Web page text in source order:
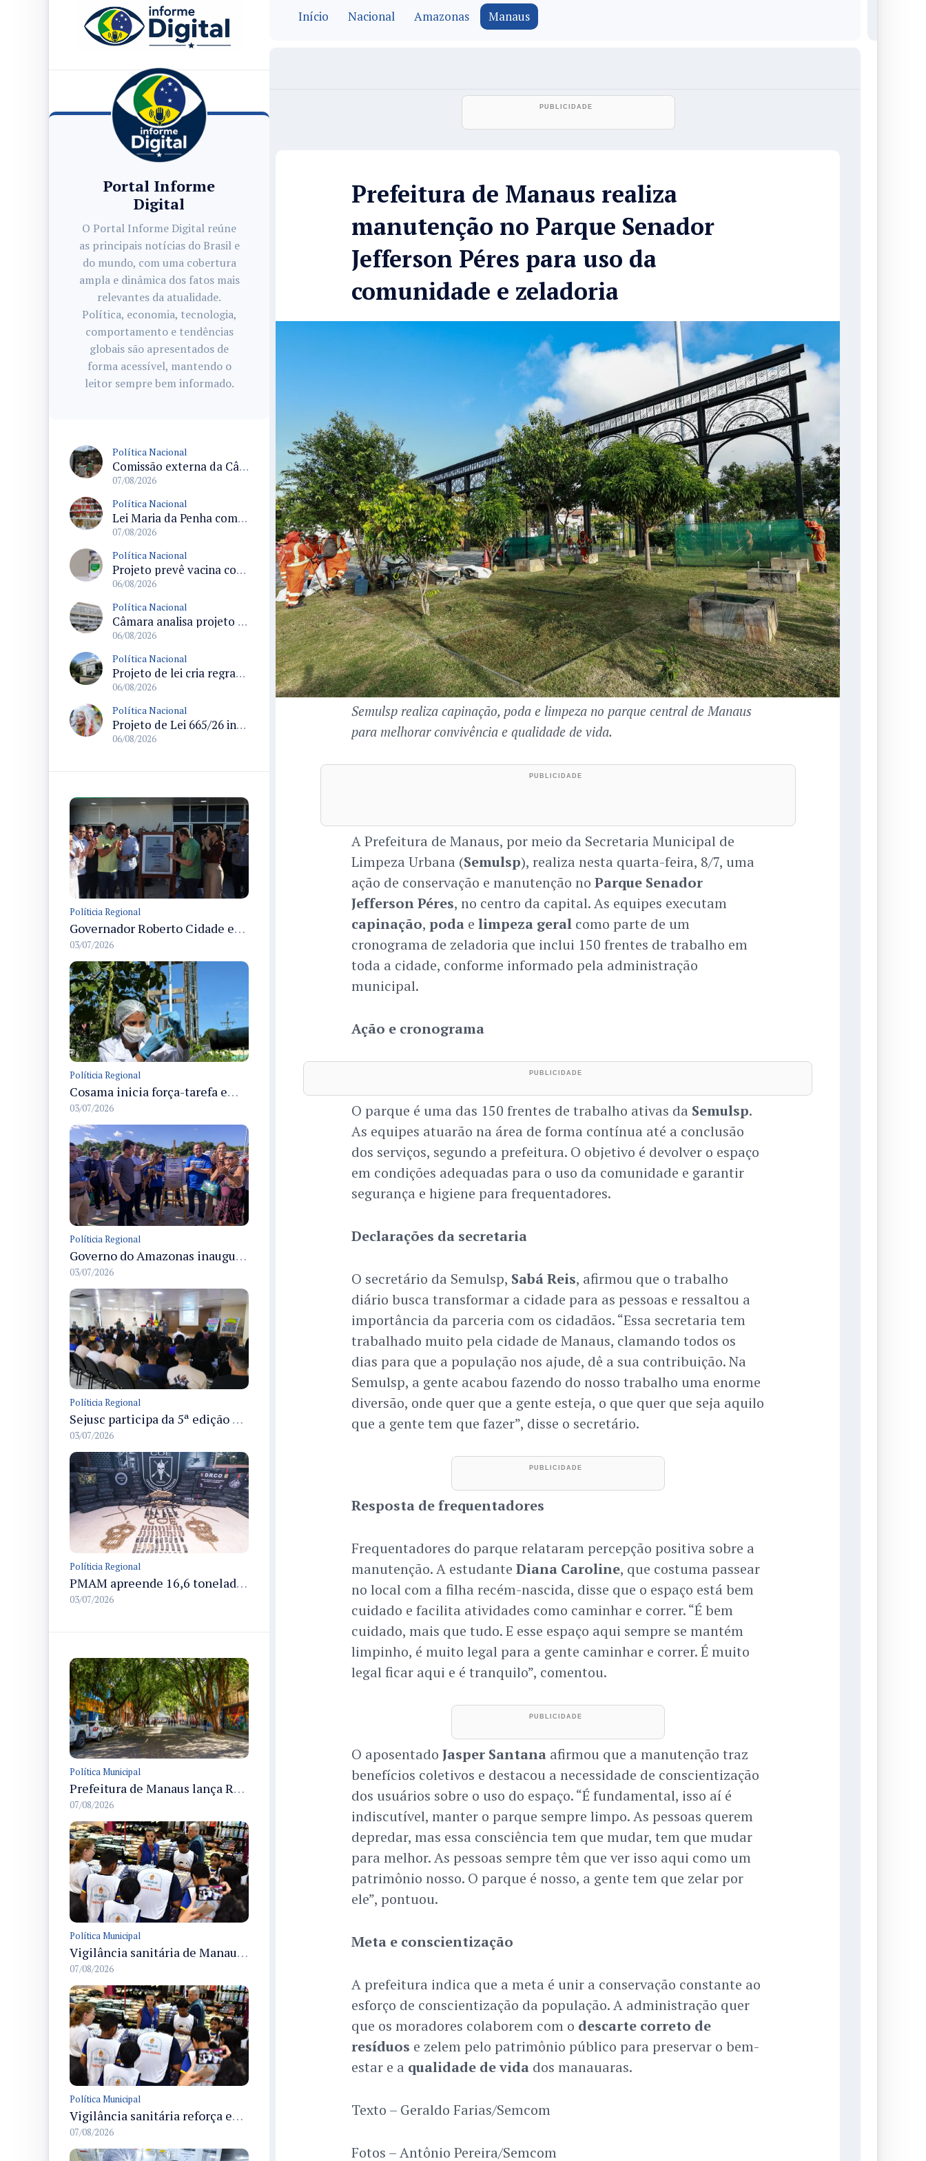
Portal Informe
Digital
O Portal Informe Digital reúne
as principais notícias do Brasil e
do mundo, com uma cobertura
ampla e dinâmica dos fatos mais
relevantes da atualidade.
Política, economia, tecnologia,
comportamento e tendências
globais são apresentados de
forma acessível, mantendo o
leitor sempre bem informado.
Política Nacional
Comissão externa da Câmara convoca audiência pública sobre chuvas na Zona da Mata de Minas Gerais e impactos em Juiz de Fora
07/08/2026
Política Nacional
Lei Maria da Penha completa 20 anos consolidada como norma de proteção e medidas protetivas no Brasil
07/08/2026
Política Nacional
Projeto prevê vacina contra HPV obrigatória e testes moleculares para rastreamento do câncer do colo do útero
06/08/2026
Política Nacional
Câmara analisa projeto que cria Política Nacional de Qualificação e Valorização da Preceptoria na Residência Médica
06/08/2026
Política Nacional
Projeto de lei cria regras para punir litigância abusiva reversa e integrar sistemas do Judiciário
06/08/2026
Política Nacional
Projeto de Lei 665/26 institui política nacional para prevenção ao transfeminicídio e prevê medidas de proteção e reparação
06/08/2026
Políticia Regional
Governador Roberto Cidade entrega readequação do ambulatório da FCecon e amplia capacidade de atendimento oncológico em Manaus
03/07/2026
Políticia Regional
Cosama inicia força-tarefa em Anamã para fortalecer abastecimento de água e segurança hídrica da população
03/07/2026
Políticia Regional
Governo do Amazonas inaugura primeiro Castramóvel Fluvial para atendimento veterinário às comunidades ribeirinhas e castração gratuita
03/07/2026
Políticia Regional
Sejusc participa da 5ª edição do Caminhos Literários com foco na cultura hip-hop nas unidades socioeducativas
03/07/2026
Políticia Regional
PMAM apreende 16,6 toneladas de entorpecentes e registra aumento nas prisões em flagrante e nas capturas de foragidos no primeiro semestre de 2026
03/07/2026
Política Municipal
Prefeitura de Manaus lança Rua Gastronômica preservando as 17 árvores da Ferreira Pena no Centro
07/08/2026
Política Municipal
Vigilância sanitária de Manaus encerra Semana da Vigilância com painel para médicos recém-formados e projeto Fiscal Mirim
07/08/2026
Política Municipal
Vigilância sanitária reforça educação e formação de médicos em Manaus na Semana da Vigilância 2026
07/08/2026
Início Nacional Amazonas Manaus
Prefeitura de Manaus realiza
manutenção no Parque Senador
Jefferson Péres para uso da
comunidade e zeladoria
Semulsp realiza capinação, poda e limpeza no parque central de Manaus
para melhorar convivência e qualidade de vida.
A Prefeitura de Manaus, por meio da Secretaria Municipal de
Limpeza Urbana (Semulsp), realiza nesta quarta-feira, 8/7, uma
ação de conservação e manutenção no Parque Senador
Jefferson Péres, no centro da capital. As equipes executam
capinação, podae limpeza geralcomo parte de um
cronograma de zeladoria que inclui 150 frentes de trabalho em
toda a cidade, conforme informado pela administração
municipal.
Ação e cronograma
O parque é uma das 150 frentes de trabalho ativas da Semulsp.
As equipes atuarão na área de forma contínua até a conclusão
dos serviços, segundo a prefeitura. O objetivo é devolver o espaço
em condições adequadas para o uso da comunidade e garantir
segurança e higiene para frequentadores.
Declarações da secretaria
O secretário da Semulsp, Sabá Reis, afirmou que o trabalho
diário busca transformar a cidade para as pessoas e ressaltou a
importância da parceria com os cidadãos. “Essa secretaria tem
trabalhado muito pela cidade de Manaus, clamando todos os
dias para que a população nos ajude, dê a sua contribuição. Na
Semulsp, a gente acabou fazendo do nosso trabalho uma enorme
diversão, onde quer que a gente esteja, o que quer que seja aquilo
que a gente tem que fazer”, disse o secretário.
Resposta de frequentadores
Frequentadores do parque relataram percepção positiva sobre a
manutenção. A estudante Diana Caroline, que costuma passear
no local com a filha recém-nascida, disse que o espaço está bem
cuidado e facilita atividades como caminhar e correr. “É bem
cuidado, mais que tudo. E esse espaço aqui sempre se mantém
limpinho, é muito legal para a gente caminhar e correr. É muito
legal ficar aqui e é tranquilo”, comentou.
O aposentado Jasper Santanaafirmou que a manutenção traz
benefícios coletivos e destacou a necessidade de conscientização
dos usuários sobre o uso do espaço. “É fundamental, isso aí é
indiscutível, manter o parque sempre limpo. As pessoas querem
depredar, mas essa consciência tem que mudar, tem que mudar
para melhor. As pessoas sempre têm que ver isso aqui como um
patrimônio nosso. O parque é nosso, a gente tem que zelar por
ele”, pontuou.
Meta e conscientização
A prefeitura indica que a meta é unir a conservação constante ao
esforço de conscientização da população. A administração quer
que os moradores colaborem com o descarte correto de
resíduos e zelem pelo patrimônio público para preservar o bem-
estar e a qualidade de vidados manauaras.
Texto – Geraldo Farias/Semcom
Fotos – Antônio Pereira/Semcom